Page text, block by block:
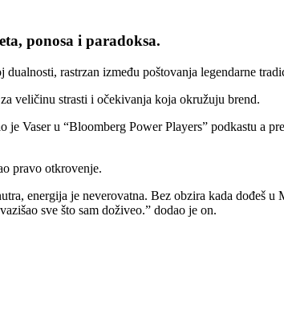
ponosa i paradoksa.
rastrzan između poštovanja legendarne
veličinu strasti i očekivanja koja okružuju brend.
Vaser u “Bloomberg Power Players” podkastu a
pravo otkrovenje.
energija je neverovatna. Bez obzira kada dođeš
sve što sam doživeo.” dodao je on.